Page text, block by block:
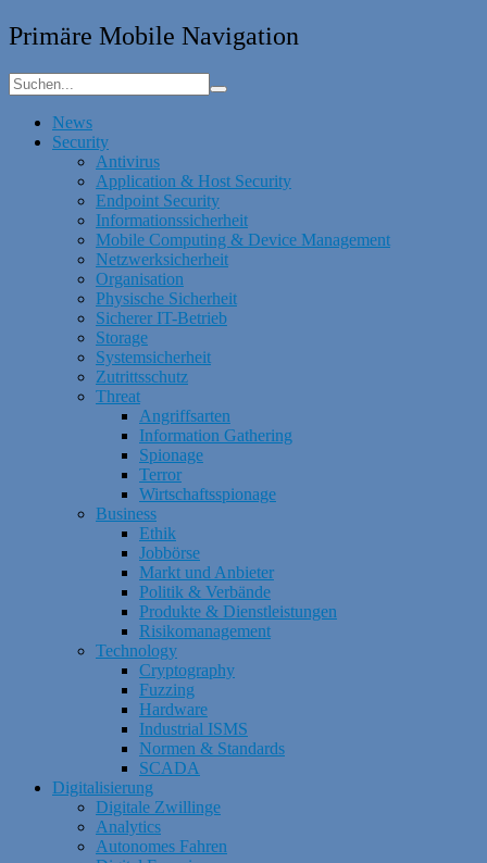
Primäre Mobile Navigation
News
Security
Antivirus
Application & Host Security
Endpoint Security
Informationssicherheit
Mobile Computing & Device Management
Netzwerksicherheit
Organisation
Physische Sicherheit
Sicherer IT-Betrieb
Storage
Systemsicherheit
Zutrittsschutz
Threat
Angriffsarten
Information Gathering
Spionage
Terror
Wirtschaftsspionage
Business
Ethik
Jobbörse
Markt und Anbieter
Politik & Verbände
Produkte & Dienstleistungen
Risikomanagement
Technology
Cryptography
Fuzzing
Hardware
Industrial ISMS
Normen & Standards
SCADA
Digitalisierung
Digitale Zwillinge
Analytics
Autonomes Fahren